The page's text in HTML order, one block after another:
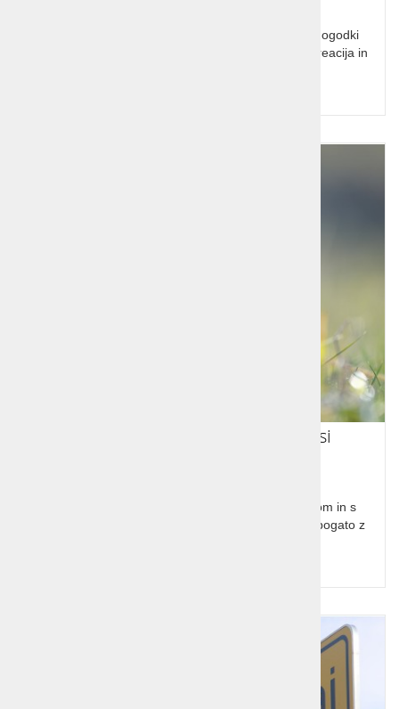
Predstavitev okolice Ljubljane, kjer so se odvijali dogodki
vezani na udeležence kongresa svete alianse. Rekreacija in
Izlet na Ljubljansko barje s kolesi
Odkrivanje skrivnosti Ljubljanskega barja s kolesom in s
fotoaparatom, na pragu glavnega mesta, izjemno bogato z